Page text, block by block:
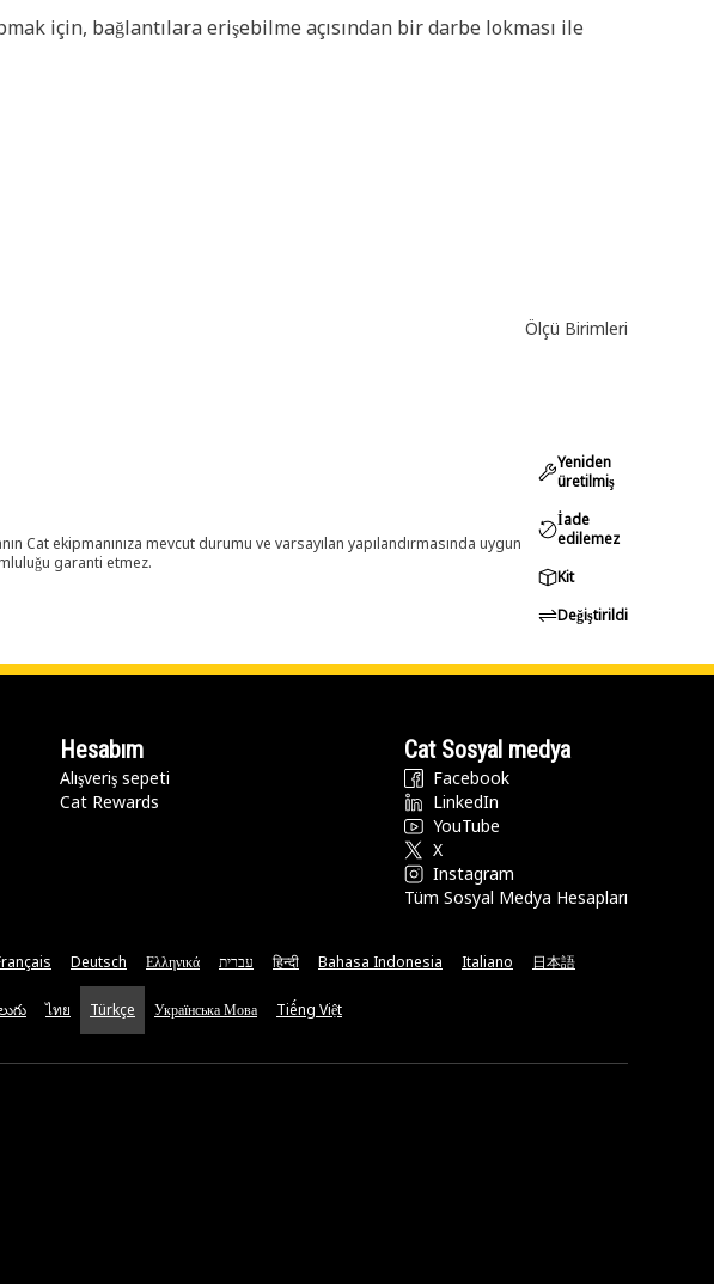
için, bağlantılara erişebilme açısından bir darbe lokması ile
Ölçü Birimleri
Cat ekipmanınıza mevcut durumu ve varsayılan yapılandırmasında uygun
garanti etmez.
Yeniden
üretilmiş
İade
edilemez
Kit
Değiştirildi
Hesabım
Alışveriş sepeti
Cat Rewards
Cat Sosyal medya
Facebook
LinkedIn
YouTube
X
Instagram
Tüm Sosyal Medya Hesapları
Deutsch Ελληνικά עברית हिन्दी Bahasa Indonesia Italiano 日本語
ไทย Türkçe Українська Мова Tiếng Việt